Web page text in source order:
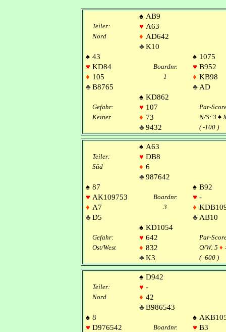
♠ AB9
Teiler: ♥ A63
Nord ♦ AD642
♣K10
♠ 43 ♠ 1075
♥ KD84 Boardnr. ♥ B952
♦ 105 1 ♦ KB98
♣B8765 ♣ AD
♠ KD862
Gefahr: ♥ 107
Par-
Keiner
♦ 73 N/S: 3 ♠
♣9432 ( -100 )
♠ A63
Teiler: ♥ DB8
Süd ♦ 6
♣987642
♠ 87 ♠ B92
♥ AK109753 Boardnr. ♥ -
♦ A7 3 ♦
♣D5 ♣ AB10
♠ KD1054
Gefahr: ♥ 642
Par-
Ost/West
♦ 832 O/W: 5 ♦
♣K3 ( -600 )
♠ D942
Teiler: ♥ -
Nord ♦ 42
♣B986543
♠ 8 ♠
♥ D976542 Boardnr. ♥ B3